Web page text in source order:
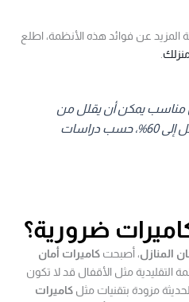
المزيد عن فوائد هذه الأنظمة، اطلع
مناسب يمكن أن يقلل من
مخاطر السرقة بنسبة تصل إلى 60%، حسب دراسات
ضرورية؟
المنازل، أصبحت كاميرات أمان
التقليدية مثل الأقفال قد لا تكون
مزودة بتقنيات مثل كاميرات